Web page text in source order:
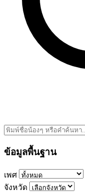
ข้อมูลพื้นฐาน
เพศ
จังหวัด